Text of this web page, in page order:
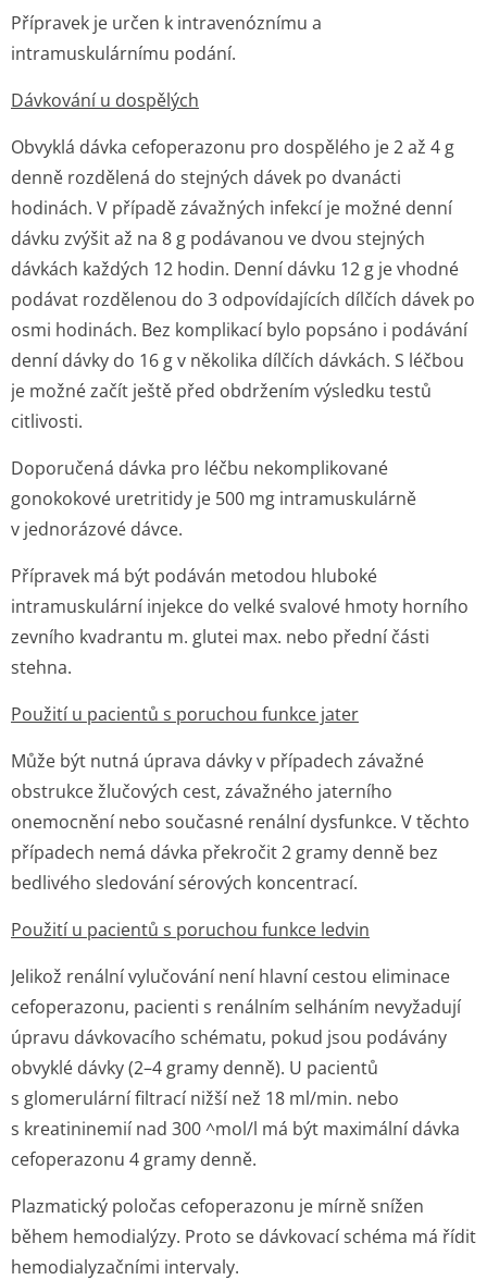
Přípravek je určen k intravenóznímu a
intramuskulárnímu podání.
Dávkování u dospělých
Obvyklá dávka cefoperazonu pro dospělého je 2 až 4 g
denně rozdělená do stejných dávek po dvanácti
hodinách. V případě závažných infekcí je možné denní
dávku zvýšit až na 8 g podávanou ve dvou stejných
dávkách každých 12 hodin. Denní dávku 12 g je vhodné
podávat rozdělenou do 3 odpovídajících dílčích dávek po
osmi hodinách. Bez komplikací bylo popsáno i podávání
denní dávky do 16 g v několika dílčích dávkách. S léčbou
je možné začít ještě před obdržením výsledku testů
citlivosti.
Doporučená dávka pro léčbu nekomplikované
gonokokové uretritidy je 500 mg intramuskulárně
v jednorázové dáv­ce.
Přípravek má být podáván metodou hluboké
intramuskulární injekce do velké svalové hmoty horního
zevního kvadrantu m. glutei max. nebo přední části
stehna.
Použití u pacientů s poruchou funkce jater
Může být nutná úprava dávky v případech závažné
obstrukce žlučových cest, závažného jaterního
onemocnění nebo současné renální dysfunkce. V těchto
případech nemá dávka překročit 2 gramy denně bez
bedlivého sledování sérových koncentrací.
Použití u pacientů s poruchou funkce ledvin
Jelikož renální vylučování není hlavní cestou eliminace
cefoperazonu, pacienti s renálním selháním nevyžadují
úpravu dávkovacího schématu, pokud jsou podávány
obvyklé dávky (2–4 gramy denně). U pacientů
s glomerulární filtrací nižší než 18 ml/min. nebo
s kreatininemií nad 300 ^mol/l má být maximální dávka
cefoperazonu 4 gramy denně.
Plazmatický poločas cefoperazonu je mírně snížen
během hemodialýzy. Proto se dávkovací schéma má řídit
hemodialyzačními intervaly.